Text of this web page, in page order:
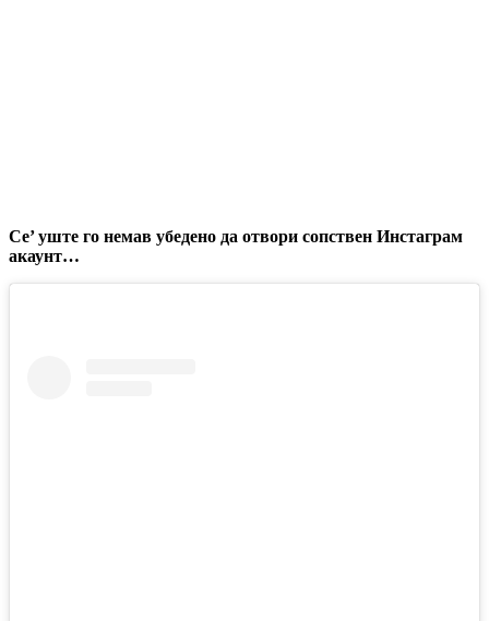
Се’ уште го немав убедено да отвори сопствен Инстаграм
акаунт…